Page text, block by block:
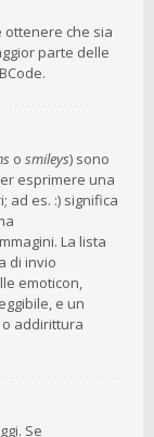
ottenere che sia
parte delle
o smileys) sono
esprimere una
ad es. :) significa
La lista
di invio
emoticon,
e un
addirittura
Se